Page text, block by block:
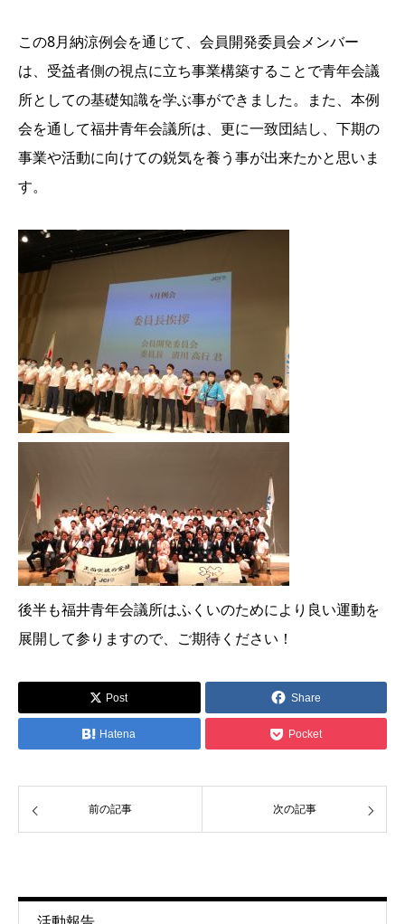
この8月納涼例会を通じて、会員開発委員会メンバー
は、受益者側の視点に立ち事業構築することで青年会議
所としての基礎知識を学ぶ事ができました。また、本例
会を通して福井青年会議所は、更に一致団結し、下期の
事業や活動に向けての鋭気を養う事が出来たかと思いま
す。
後半も福井青年会議所はふくいのためにより良い運動を
展開して参りますので、ご期待ください！
Post Share
Hatena Pocket
前の記事 次の記事